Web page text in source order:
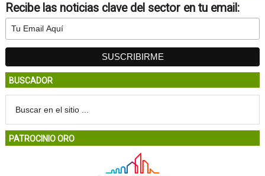
Recibe las noticias clave del sector en tu email:
BUSCADOR
PATROCINIO ORO